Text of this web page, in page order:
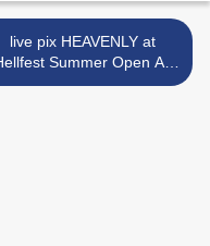
live pix HEAVENLY at
Summer Open Air
(France) >